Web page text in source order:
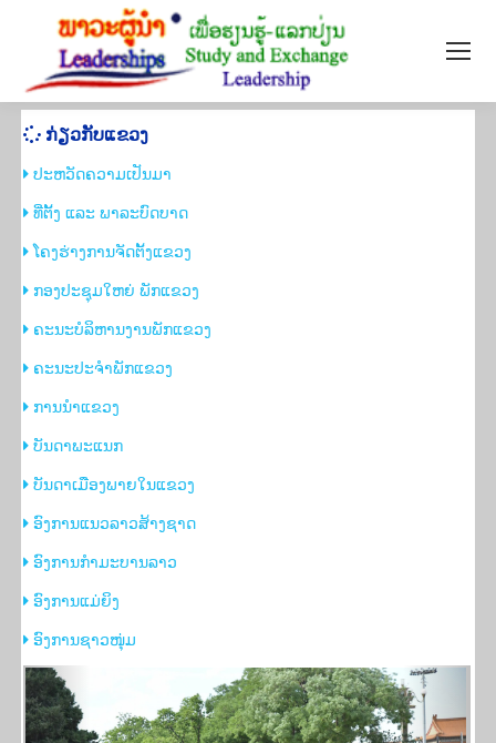
ກ່ຽວ​ກັບ​ແຂວງ
ປະຫວັດຄວາມເປັນມາ
​ທີ່ຕັ້ງ ແລະ ພາລະບົດບາດ
​ໂຄງຮ່າງການຈັດຕັ້ງແຂວງ
ກອງ​ປະ​ຊຸມ​ໃຫຍ່ ​ພັກ​ແຂວງ
ຄະ​ນະ​ບໍ​ລິ​ຫານ​ງານ​ພັກ​ແຂວງ​
ຄະ​ນະ​ປະ​ຈຳ​ພັກ​ແຂວງ
ການ​ນຳ​ແຂວງ
​ບັນດາພະແນກ
​ບັນດາເມືອງພາຍໃນແຂວງ
​ອົງການແນວລາວສ້າງຊາດ
​ອົງການກຳມະບານລາວ
​ອົງການແມ່ຍິງ
​ອົງການຊາວໜຸ່ມ
Previous Next